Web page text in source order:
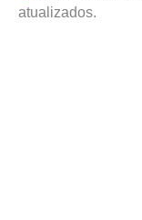
atualizados.